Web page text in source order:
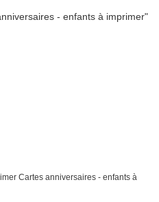
Cartes anniversaires - enfants à